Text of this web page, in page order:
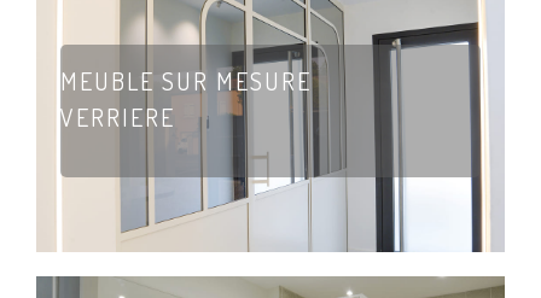
MEUBLE SUR MESURE
VERRIERE